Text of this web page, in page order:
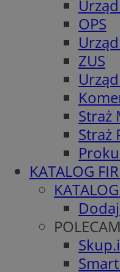
OPS
ZUS
Straż
Straż
KATALOG